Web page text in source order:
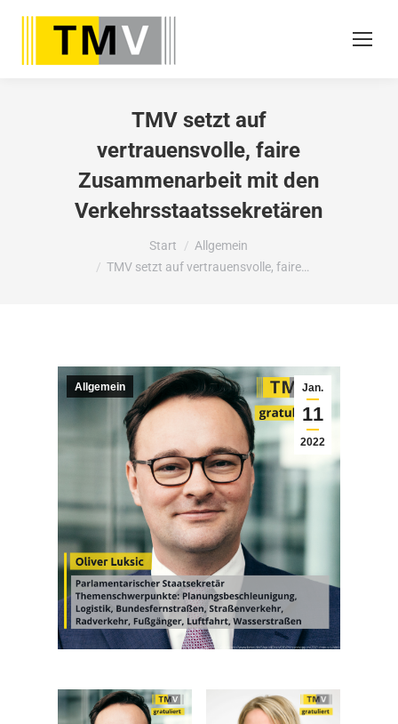
TMV setzt auf
vertrauensvolle, faire
Zusammenarbeit mit den
Verkehrsstaatssekretären
Sie befinden sich hier:
Start
Allgemein
TMV setzt auf vertrauensvolle, faire…
Jan.
11
2022
Allgemein